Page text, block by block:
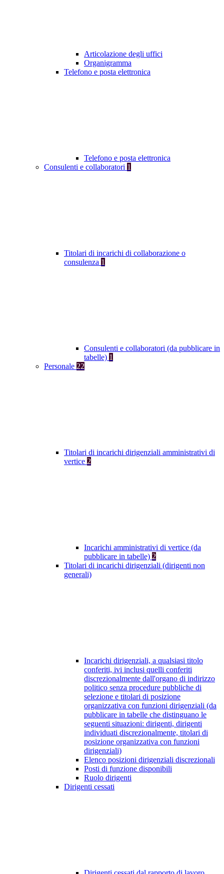
Articolazione degli uffici
Organigramma
Telefono e posta elettronica
Telefono e posta elettronica
Consulenti e collaboratori 1
Titolari di incarichi di collaborazione o
consulenza 1
Consulenti e collaboratori (da pubblicare in
tabelle) 1
Personale 22
Titolari di incarichi dirigenziali amministrativi di
vertice 2
Incarichi amministrativi di vertice (da
pubblicare in tabelle) 2
Titolari di incarichi dirigenziali (dirigenti non
generali)
Incarichi dirigenziali, a qualsiasi titolo
conferiti, ivi inclusi quelli conferiti
discrezionalmente dall'organo di indirizzo
politico senza procedure pubbliche di
selezione e titolari di posizione
organizzativa con funzioni dirigenziali (da
pubblicare in tabelle che distinguano le
seguenti situazioni: dirigenti, dirigenti
individuati discrezionalmente, titolari di
posizione organizzativa con funzioni
dirigenziali)
Elenco posizioni dirigenziali discrezionali
Posti di funzione disponibili
Ruolo dirigenti
Dirigenti cessati